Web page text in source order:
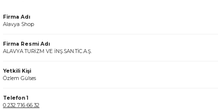
Firma Adı
Alavya Shop
Firma Resmi Adı
ALAVYA TURİZM VE İNŞ.SAN.TİC.A.Ş.
Yetkili Kişi
Özlem Gülses
Telefon 1
0 232 716 66 32